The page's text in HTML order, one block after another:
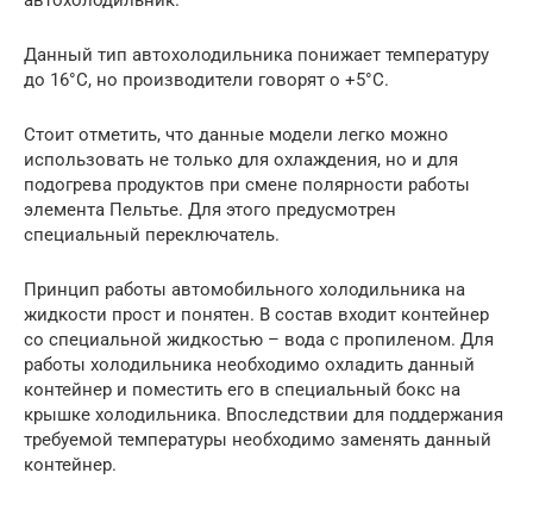
Данный тип автохолодильника понижает температуру
до 16°С, но производители говорят о +5°С.
Стоит отметить, что данные модели легко можно
использовать не только для охлаждения, но и для
подогрева продуктов при смене полярности работы
элемента Пельтье. Для этого предусмотрен
специальный переключатель.
Принцип работы автомобильного холодильника на
жидкости прост и понятен. В состав входит контейнер
со специальной жидкостью – вода с пропиленом. Для
работы холодильника необходимо охладить данный
контейнер и поместить его в специальный бокс на
крышке холодильника. Впоследствии для поддержания
требуемой температуры необходимо заменять данный
контейнер.